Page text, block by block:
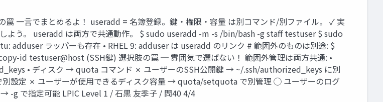
一言でまとめるよ！ useradd = 名簿登録。鍵・権限・容量 は別コマンド/別ファイル。 ✓ 実
よう。 useradd は両方で共通動作。 $ sudo useradd -m -s /bin/bash -g staff testuser $ sudo
ラッパーも存在 • RHEL 9: adduser は useradd のリンク # 範囲外のものは別途: $
id testuser@host (SSH鍵) 選択肢の罠 ─ 雰囲気で選ばない！ 範囲外管理は両方共通: •
• ディスク → quota コマンド ✗ ユーザーのSSH公開鍵 → ~/.ssh/authorized_keys に別
設定 ✗ ユーザーが使用できるディスク容量 → quota/setquota で別管理 ◯ ユーザーのログ
-g で指定可能 LPIC Level 1 / 石黒 友季子 / 問40 4/4